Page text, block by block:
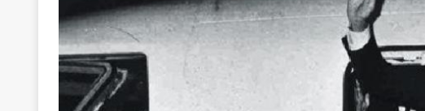
[ 22 Μαΐου 2020 ] Μακάριος Λαζαρίδης: Έργο!
[ 6 Αυγούστου 2026 ]
Το μεγάλο «ριφιφί» του Ταμείου
ΑΠΟΨΕΙΣ
22 πρώην στελέχη της «Ελπίδας»